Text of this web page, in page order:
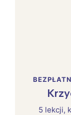
5 lekcji,